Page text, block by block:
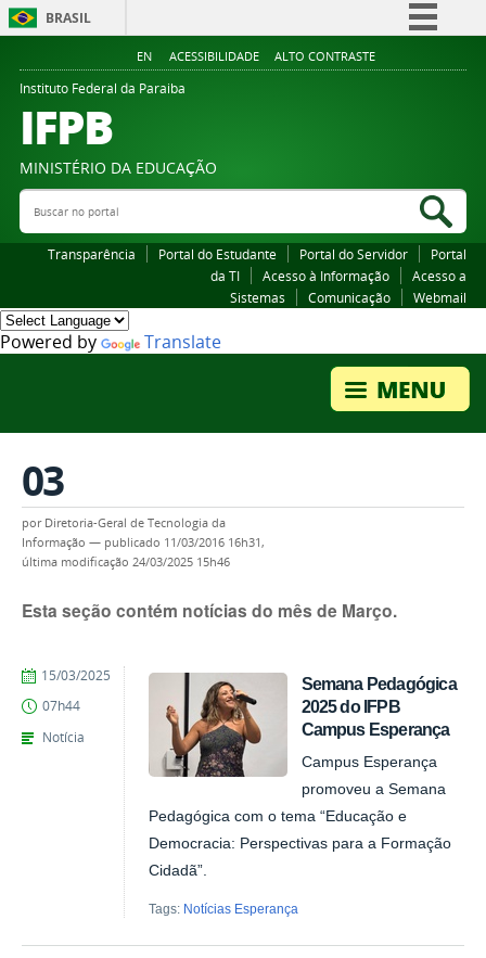
BRASIL
Simplifique!
Legislação
EN ACESSIBILIDADE ALTO CONTRASTE
Instituto Federal da Paraiba
IFPB
MINISTÉRIO DA EDUCAÇÃO
Buscar no portal
Transparência Portal do Estudante Portal do Servidor
Portal
da TI
Acesso à Informação
Acesso a
Sistemas
Comunicação Webmail
Powered by Translate
03
por Diretoria-Geral de Tecnologia da
Informação — publicado 11/03/2016 16h31,
última modificação 24/03/2025 15h46
Esta seção contém notícias do mês de Março.
Semana Pedagógica
2025 do IFPB
Campus Esperança
Campus Esperança
promoveu a Semana
Pedagógica com o tema “Educação e
Democracia: Perspectivas para a Formação
Cidadã”.
Tags: Notícias Esperança
by
Published
15/03/2025
07h44
Notícia